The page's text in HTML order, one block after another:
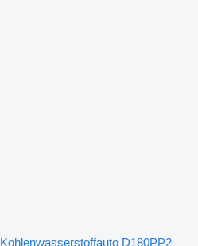
Kohlenwasserstoffauto D180PP2